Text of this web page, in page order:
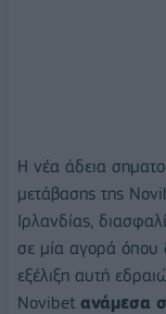
Η νέα άδεια
μετάβασης της
Ιρλανδίας,
σε μία αγορά όπου
εξέλιξη αυτή
Novibet ανάμεσα